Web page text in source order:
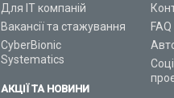
Для ІТ компаній
Вакансії та стажування
CyberBionic
Systematics
АКЦІЇ ТА НОВИНИ
FAQ